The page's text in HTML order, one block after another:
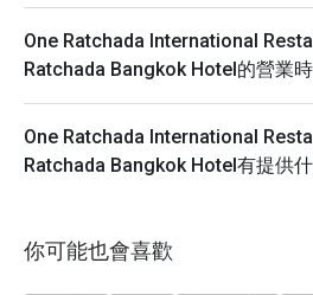
One Ratchada International
Ratchada Bangkok Hotel的營業時
One Ratchada International
Ratchada Bangkok Hotel有提供
你可能也會喜歡